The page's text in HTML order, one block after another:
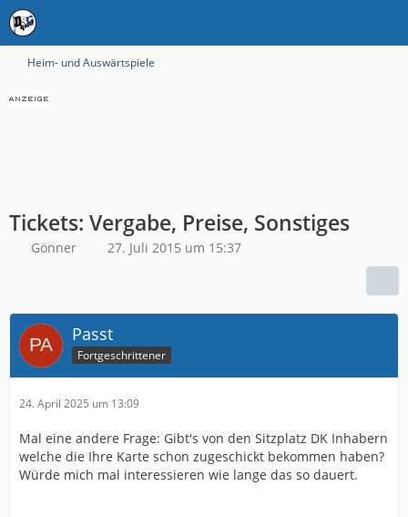
Heim- und Auswärtspiele
Tickets: Vergabe, Preise, Sonstiges
Gönner 27. Juli 2015 um 15:37
Passt
Fortgeschrittener
24. April 2025 um 13:09
Mal eine andere Frage: Gibt's von den Sitzplatz DK Inhabern
welche die Ihre Karte schon zugeschickt bekommen haben?
Würde mich mal interessieren wie lange das so dauert.